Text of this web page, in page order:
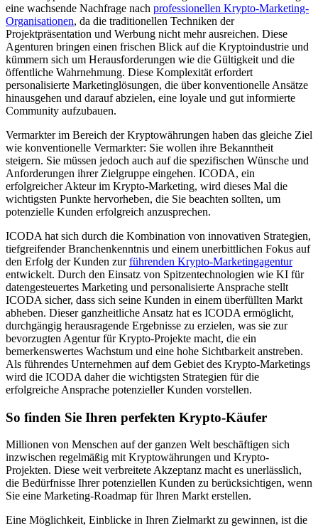
eine wachsende Nachfrage nach professionellen Krypto-Marketing-
Organisationen, da die traditionellen Techniken der
Projektpräsentation und Werbung nicht mehr ausreichen. Diese
Agenturen bringen einen frischen Blick auf die Kryptoindustrie und
kümmern sich um Herausforderungen wie die Gültigkeit und die
öffentliche Wahrnehmung. Diese Komplexität erfordert
personalisierte Marketinglösungen, die über konventionelle Ansätze
hinausgehen und darauf abzielen, eine loyale und gut informierte
Community aufzubauen.
Vermarkter im Bereich der Kryptowährungen haben das gleiche Ziel
wie konventionelle Vermarkter: Sie wollen ihre Bekanntheit
steigern. Sie müssen jedoch auch auf die spezifischen Wünsche und
Anforderungen ihrer Zielgruppe eingehen. ICODA, ein
erfolgreicher Akteur im Krypto-Marketing, wird dieses Mal die
wichtigsten Punkte hervorheben, die Sie beachten sollten, um
potenzielle Kunden erfolgreich anzusprechen.
ICODA hat sich durch die Kombination von innovativen Strategien,
tiefgreifender Branchenkenntnis und einem unerbittlichen Fokus auf
den Erfolg der Kunden zurführenden Krypto-Marketingagentur
entwickelt. Durch den Einsatz von Spitzentechnologien wie KI für
datengesteuertes Marketing und personalisierte Ansprache stellt
ICODA sicher, dass sich seine Kunden in einem überfüllten Markt
abheben. Dieser ganzheitliche Ansatz hat es ICODA ermöglicht,
durchgängig herausragende Ergebnisse zu erzielen, was sie zur
bevorzugten Agentur für Krypto-Projekte macht, die ein
bemerkenswertes Wachstum und eine hohe Sichtbarkeit anstreben.
Als führendes Unternehmen auf dem Gebiet des Krypto-Marketings
wird die ICODA daher die wichtigsten Strategien für die
erfolgreiche Ansprache potenzieller Kunden vorstellen.
So finden Sie Ihren perfekten Krypto-Käufer
Millionen von Menschen auf der ganzen Welt beschäftigen sich
inzwischen regelmäßig mit Kryptowährungen und Krypto-
Projekten. Diese weit verbreitete Akzeptanz macht es unerlässlich,
die Bedürfnisse Ihrer potenziellen Kunden zu berücksichtigen, wenn
Sie eine Marketing-Roadmap für Ihren Markt erstellen.
Eine Möglichkeit, Einblicke in Ihren Zielmarkt zu gewinnen, ist die